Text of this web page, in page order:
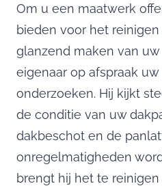
Om u een maatwerk
bieden voor het
glanzend maken van
eigenaar op afspraak
onderzoeken. Hij kijkt
de conditie van uw
dakbeschot en de
onregelmatigheden
brengt hij het te